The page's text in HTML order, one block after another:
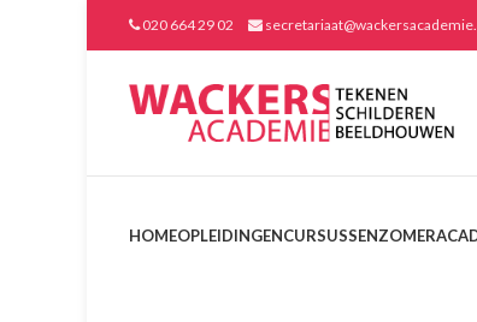
020 664 29 02
HOMEOPLEIDINGENCURSUSSEN